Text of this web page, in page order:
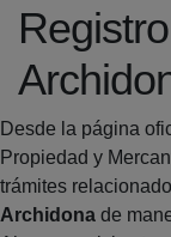
Desde la página
Propiedad y
trámites
Archidona de